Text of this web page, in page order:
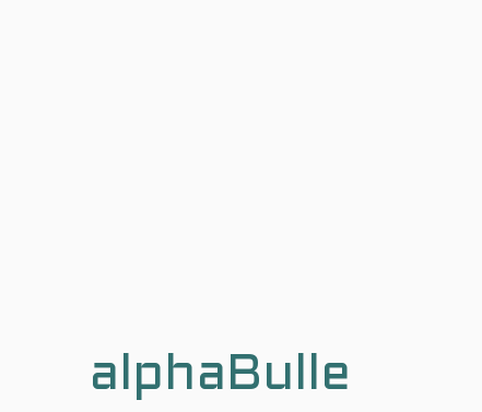
alphaBulle